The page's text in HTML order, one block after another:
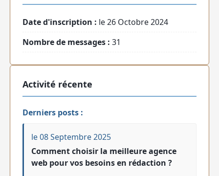
Date d'inscription : le 26 Octobre 2024
Nombre de messages : 31
Activité récente
Derniers posts :
le 08 Septembre 2025
Comment choisir la meilleure agence
web pour vos besoins en rédaction ?